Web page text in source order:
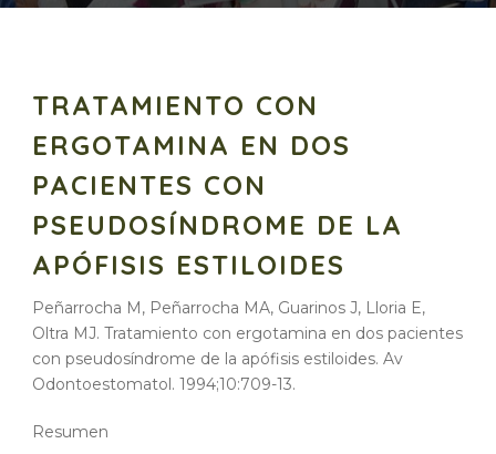
TRATAMIENTO CON
ERGOTAMINA EN DOS
PACIENTES CON
PSEUDOSÍNDROME DE LA
APÓFISIS ESTILOIDES
Peñarrocha M, Peñarrocha MA, Guarinos J, Lloria E,
Oltra MJ. Tratamiento con ergotamina en dos pacientes
con pseudosíndrome de la apófisis estiloides. Av
Odontoestomatol. 1994;10:709-13.
Resumen